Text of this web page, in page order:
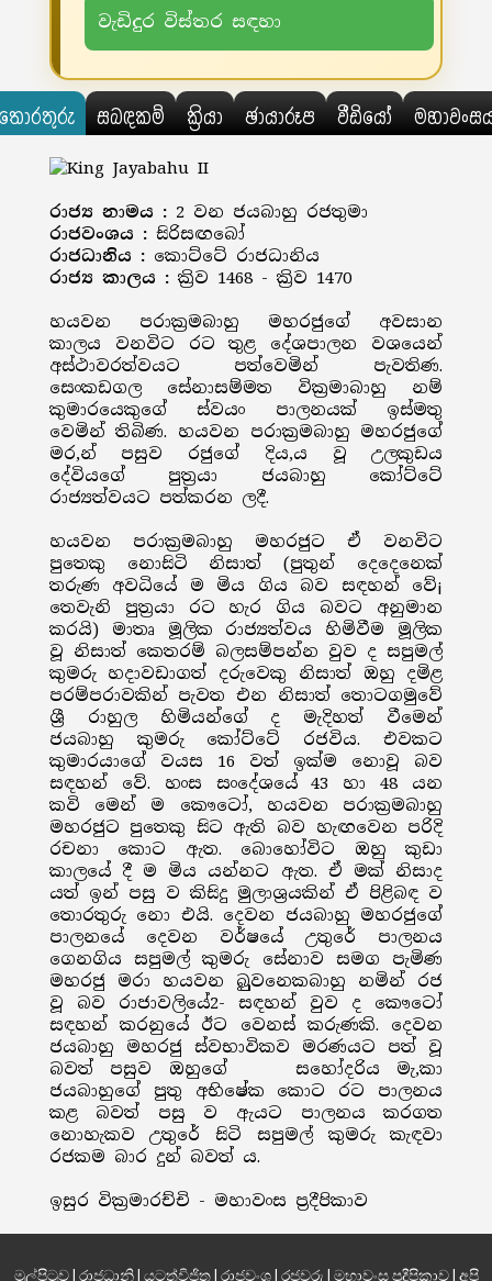
වැඩිදුර විස්තර සඳහා
සබඳකම් ක්‍රියා ඡායාරූප වීඩියෝ
රාජ්‍ය නාමය : 2 වන ජයබාහු රජතුමා
රාජවංශය : සිරිසඟබෝ
රාජධානිය : කොට්ටේ රාජධානිය
රාජ්‍ය කාලය : ක්‍රිව 1468 - ක්‍රිව 1470
හයවන පරාක්‍රමබාහු මහරජුගේ අවසාන
කාලය වනවිට රට තුළ දේශපාලන වශයෙන්
අස්ථාවරත්වයට පත්වෙමින් පැවතිණ.
සෙංකඩගල සේනාසම්මත වික්‍රමාබාහු නම්
කුමාරයෙකුගේ ස්වයං පාලනයක් ඉස්මතු
වෙමින් තිබිණ. හයවන පරාක්‍රමබාහු මහරජුගේ
මර‚න් පසුව රජුගේ දිය‚ය වූ උලකුඩය
දේවියගේ පුත්‍රයා ජයබාහු කෝට්ටේ
රාජ්‍යත්වයට පත්කරන ලදී.
හයවන පරාක්‍රමබාහු මහරජුට ඒ වනවිට
පුතෙකු නොසිටි නිසාත් (පුතුන් දෙදෙනෙක්
තරුණ අවධියේ ම මිය ගිය බව සඳහන් වේ¡
තෙවැනි පුත්‍රයා රට හැර ගිය බවට අනුමාන
කරයි) මාතෘ මූලික රාජ්‍යත්වය හිමිවීම මූලික
වූ නිසාත් කෙතරම් බලසම්පන්න වුව ද සපුමල්
කුමරු හදාවඩාගත් දරුවෙකු නිසාත් ඔහු දමිළ
පරම්පරාවකින් පැවත එන නිසාත් තොටගමුවේ
ශ්‍රී රාහුල හිමියන්ගේ ද මැදිහත් වීමෙන්
ජයබාහු කුමරු කෝට්ටේ රජවිය. එවකට
කුමාරයාගේ වයස 16 වත් ඉක්ම නොවූ බව
සඳහන් වේ. හංස සංදේශයේ 43 හා 48 යන
කවි මෙන් ම කෞටෝ, හයවන පරාක්‍රමබාහු
මහරජුට පුතෙකු සිට ඇති බව හැඟවෙන පරිදි
රචනා කොට ඇත. බොහෝවිට ඔහු කුඩා
කාලයේ දී ම මිය යන්නට ඇත. ඒ මක් නිසාද
යත් ඉන් පසු ව කිසිදු මුලාශ්‍රයකින් ඒ පිළිබඳ ව
තොරතුරු නො එයි. දෙවන ජයබාහු මහරජුගේ
පාලනයේ දෙවන වර්ෂයේ උතුරේ පාලනය
ගෙනගිය සපුමල් කුමරු සේනාව සමග පැමිණ
මහරජු මරා හයවන බුුවනෙකබාහු නමින් රජ
වූ බව රාජාවලියේ2- සඳහන් වුව ද කෞටෝ
සඳහන් කරනුයේ ඊට වෙනස් කරුණකි. දෙවන
ජයබාහු මහරජු ස්වභාවිකව මරණයට පත් වූ
බවත් පසුව ඔහුගේ සහෝදරිය මැ‚කා
ජයබාහුගේ පුතු අභිෂේක කොට රට පාලනය
කළ බවත් පසු ව ඇයට පාලනය කරගත
නොහැකව උතුරේ සිටි සපුමල් කුමරු කැඳවා
රජකම බාර දුන් බවත් ය.
ඉසුර වික්‍රමාරච්චි - මහාවංස ප්‍රදීපිකාව
මුල්පිටුව| රාජධානි| යටත්විජිත| රාජවංශ| රජවරු මහාවංස ප්‍රදීපිකාව| අපි